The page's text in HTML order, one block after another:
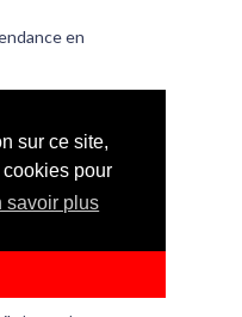
sur ce site,
pour
savoir plus
en
écrasent les